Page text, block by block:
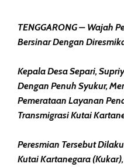
TENGGARONG – Wajah
Bersinar Dengan
Kepala Desa Separi,
Dengan Penuh Syukur,
Pemerataan Layanan
Transmigrasi Kutai
Peresmian Tersebut
Kutai Kartanegara